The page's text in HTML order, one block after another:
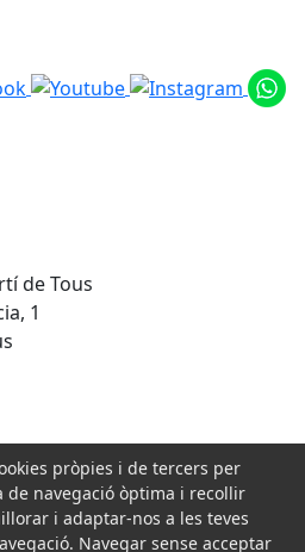
de Tous
1
pròpies i de tercers per
navegació òptima i recollir
i adaptar-nos a les teves
Navegar sense acceptar